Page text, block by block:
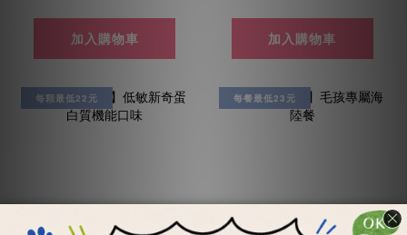
加入購物車 加入購物車
每顆最低22元 每餐最低23元